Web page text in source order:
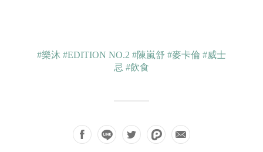
#樂沐 #EDITION NO.2 #陳嵐舒 #麥卡倫 #威士
忌 #飲食